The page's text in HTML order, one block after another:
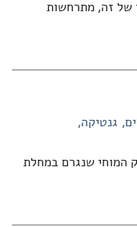
של זה, מתרחשות
גנטיקה
המוחי שנגרם במחלת